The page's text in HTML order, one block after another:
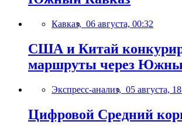
Кавказ, 06 августа, 00:32
США и Китай
маршруты через
Экспресс-анализ, 05 августа,
Цифровой Средний